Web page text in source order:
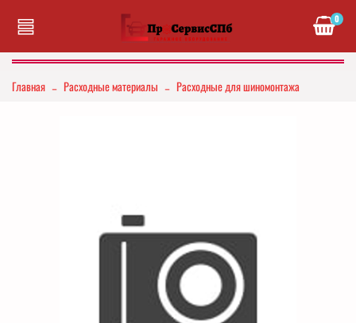
0
Главная Расходные материалы Расходные для шиномонтажа